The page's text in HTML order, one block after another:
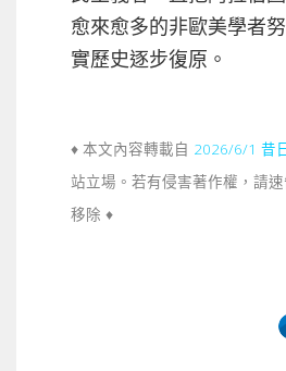
愈來愈多的非歐美學者
實歷史逐步復原。
♦ 本文內容轉載自 2026/6/1 昔
站立場。若有侵害著作權，請
移除 ♦